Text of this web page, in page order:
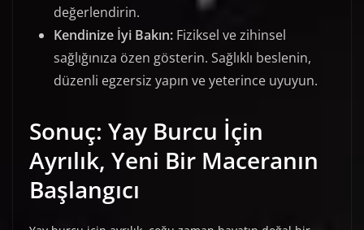
değerlendirin.
Kendinize İyi Bakın: Fiziksel ve zihinsel
sağlığınıza özen gösterin. Sağlıklı beslenin,
düzenli egzersiz yapın ve yeterince uyuyun.
Sonuç: Yay Burcu İçin
Ayrılık, Yeni Bir Maceranın
Başlangıcı